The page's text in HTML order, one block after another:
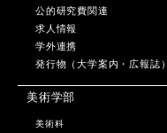
公的研究費関連
求人情報
学外連携
発行物（大学案内・広報誌）
美術学部
美術科